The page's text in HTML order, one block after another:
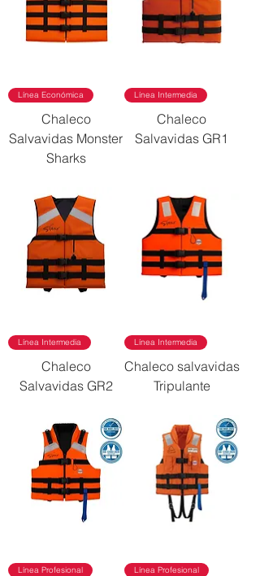
Línea Económica
Chaleco
Salvavidas Monster
Sharks
Línea Intermedia
Chaleco
Salvavidas GR1
Línea Intermedia
Chaleco
Salvavidas GR2
Línea Intermedia
Chaleco salvavidas
Tripulante
Línea Profesional Línea Profesional